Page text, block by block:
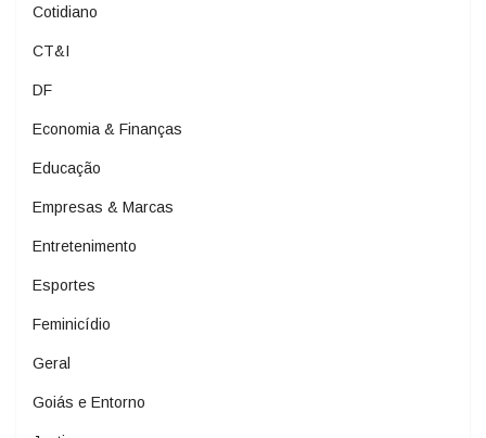
Cotidiano
CT&I
DF
Economia & Finanças
Educação
Empresas & Marcas
Entretenimento
Esportes
Feminicídio
Geral
Goiás e Entorno